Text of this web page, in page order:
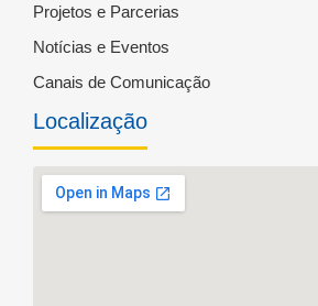
Projetos e Parcerias
Notícias e Eventos
Canais de Comunicação
Localização